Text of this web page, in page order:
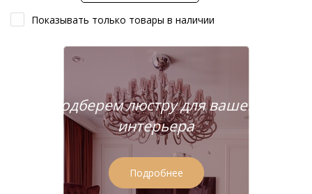
Показывать только товары в наличии
Подберем люстру для вашего
интерьера
Подробнее